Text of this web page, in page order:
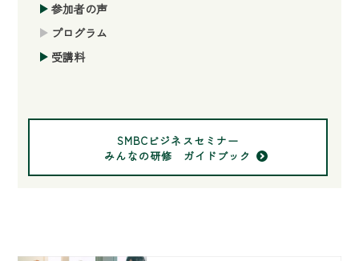
参加者の声
プログラム
受講料
SMBCビジネスセミナー
みんなの研修 ガイドブック